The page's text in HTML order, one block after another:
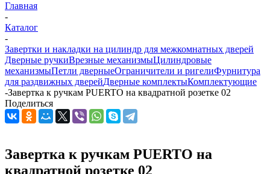
Главная
-
Каталог
-
Завертки и накладки на цилиндр для межкомнатных дверей
Дверные ручкиВрезные механизмыЦилиндровые
механизмыПетли дверныеОграничители и ригелиФурнитура
для раздвижных дверейДверные комплектыКомплектующие
-Завертка к ручкам PUERTO на квадратной розетке 02
Поделиться
Завертка к ручкам PUERTO на
квадратной розетке 02